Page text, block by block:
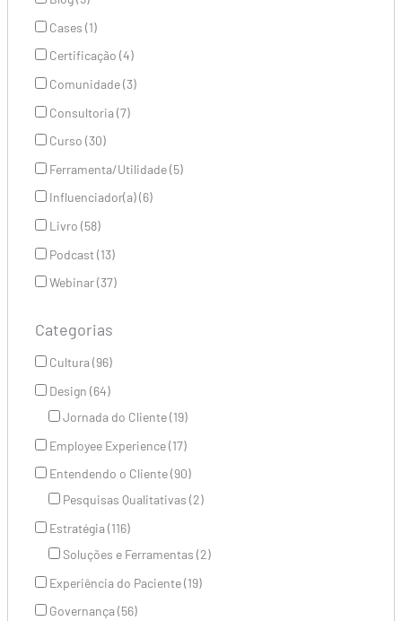
Cases (1)
Certificação (4)
Comunidade (3)
Consultoria (7)
Curso (30)
Ferramenta/Utilidade (5)
Influenciador(a) (6)
Livro (58)
Podcast (13)
Webinar (37)
Categorias
Cultura (96)
Design (64)
Jornada do Cliente (19)
Employee Experience (17)
Entendendo o Cliente (90)
Pesquisas Qualitativas (2)
Estratégia (116)
Soluções e Ferramentas (2)
Experiência do Paciente (19)
Governança (56)